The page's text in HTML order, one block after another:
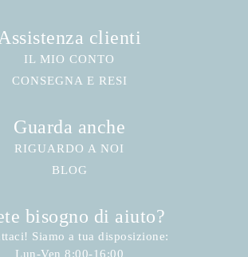
Assistenza clienti
IL MIO CONTO
CONSEGNA E RESI
Guarda anche
RIGUARDO A NOI
BLOG
bisogno di aiuto?
Siamo a tua disposizione:
Lun-Ven 8:00-16:00